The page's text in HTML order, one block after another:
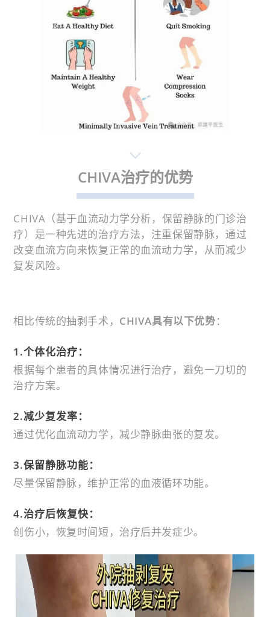
CHIVA治疗的优势
CHIVA（基于血流动力学分析，保留静脉的门诊治
疗）是一种先进的治疗方法，注重保留静脉，通过
改变血流方向来恢复正常的血流动力学，从而减少
复发风险。
相比传统的抽剥手术， CHIVA具有以下优势：
1.个体化治疗：
根据每个患者的具体情况进行治疗，避免一刀切的
治疗方案。
2.减少复发率：
通过优化血流动力学，减少静脉曲张的复发。
3.保留静脉功能：
尽量保留静脉，维护正常的血液循环功能。
4.治疗后恢复快：
创伤小，恢复时间短，治疗后并发症少。